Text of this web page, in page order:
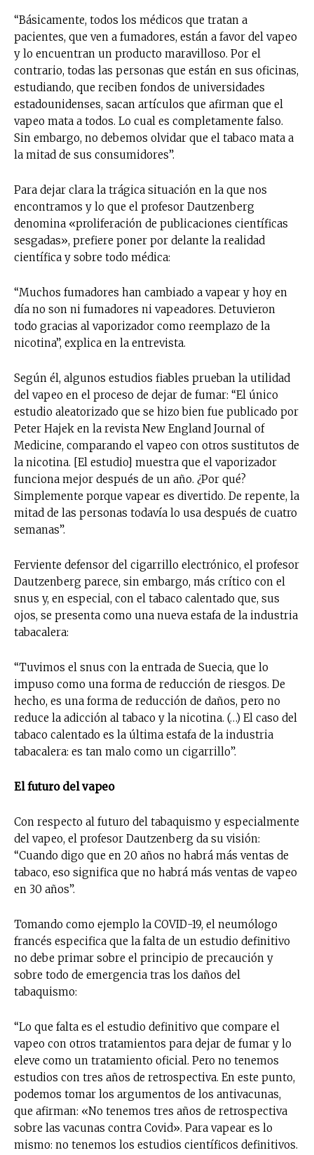
“Básicamente, todos los médicos que tratan a
pacientes, que ven a fumadores, están a favor del vapeo
y lo encuentran un producto maravilloso. Por el
contrario, todas las personas que están en sus oficinas,
estudiando, que reciben fondos de universidades
estadounidenses, sacan artículos que afirman que el
vapeo mata a todos. Lo cual es completamente falso.
Sin embargo, no debemos olvidar que el tabaco mata a
la mitad de sus consumidores”.
Para dejar clara la trágica situación en la que nos
encontramos y lo que el profesor Dautzenberg
denomina «proliferación de publicaciones científicas
sesgadas», prefiere poner por delante la realidad
científica y sobre todo médica:
“Muchos fumadores han cambiado a vapear y hoy en
día no son ni fumadores ni vapeadores. Detuvieron
todo gracias al vaporizador como reemplazo de la
nicotina”, explica en la entrevista.
Según él, algunos estudios fiables prueban la utilidad
del vapeo en el proceso de dejar de fumar: “El único
estudio aleatorizado que se hizo bien fue publicado por
Peter Hajek en la revista New England Journal of
Medicine, comparando el vapeo con otros sustitutos de
la nicotina. [El estudio] muestra que el vaporizador
funciona mejor después de un año. ¿Por qué?
Simplemente porque vapear es divertido. De repente, la
mitad de las personas todavía lo usa después de cuatro
semanas”.
Ferviente defensor del cigarrillo electrónico, el profesor
Dautzenberg parece, sin embargo, más crítico con el
snus y, en especial, con el tabaco calentado que, sus
ojos, se presenta como una nueva estafa de la industria
tabacalera:
“Tuvimos el snus con la entrada de Suecia, que lo
impuso como una forma de reducción de riesgos. De
hecho, es una forma de reducción de daños, pero no
reduce la adicción al tabaco y la nicotina. (…) El caso del
tabaco calentado es la última estafa de la industria
tabacalera: es tan malo como un cigarrillo”.
El futuro del vapeo
Con respecto al futuro del tabaquismo y especialmente
del vapeo, el profesor Dautzenberg da su visión:
“Cuando digo que en 20 años no habrá más ventas de
tabaco, eso significa que no habrá más ventas de vapeo
en 30 años”.
Tomando como ejemplo la COVID-19, el neumólogo
francés especifica que la falta de un estudio definitivo
no debe primar sobre el principio de precaución y
sobre todo de emergencia tras los daños del
tabaquismo:
“Lo que falta es el estudio definitivo que compare el
vapeo con otros tratamientos para dejar de fumar y lo
eleve como un tratamiento oficial. Pero no tenemos
estudios con tres años de retrospectiva. En este punto,
podemos tomar los argumentos de los antivacunas,
que afirman: «No tenemos tres años de retrospectiva
sobre las vacunas contra Covid». Para vapear es lo
mismo: no tenemos los estudios científicos definitivos.